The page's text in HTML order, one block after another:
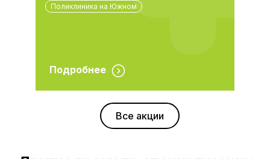
Поликлиника на Южном
Подробнее
Все акции